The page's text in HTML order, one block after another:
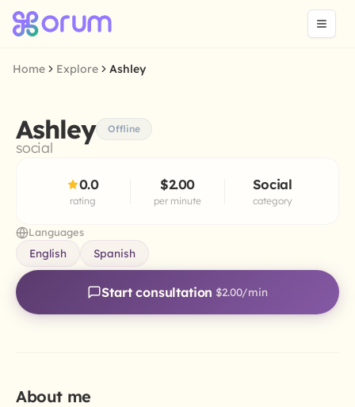
Home Explore Ashley
Ashley Offline
social
0.0
rating
$2.00
per minute
Social
category
Languages
English Spanish
Start consultation $2.00/min
About me